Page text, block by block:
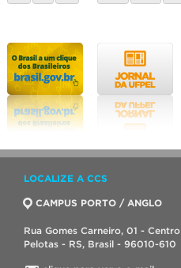
LOCALIZE A CCS
CAMPUS PORTO / ANGLO
Rua Gomes Carneiro, 01 - Centro
Pelotas - RS, Brasil - 96010-610